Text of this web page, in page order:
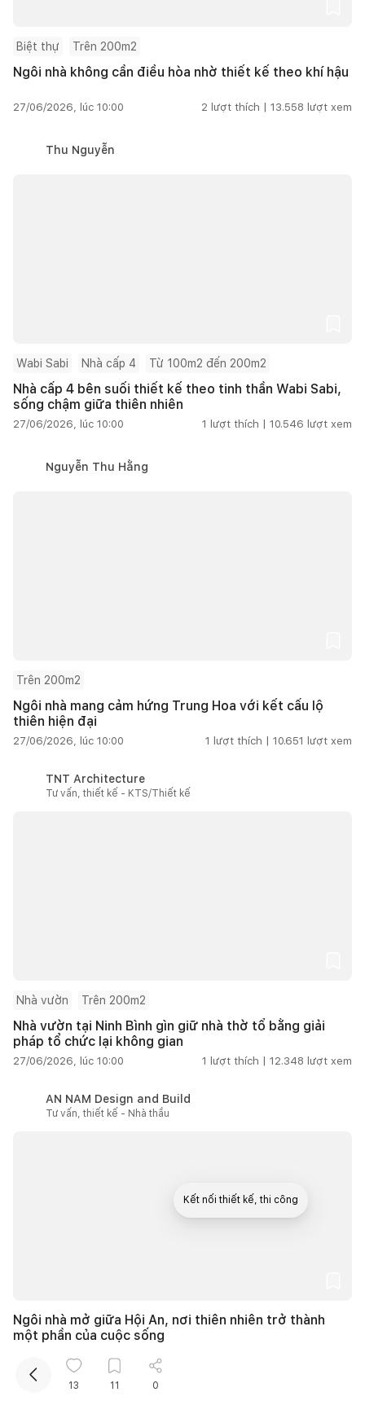
Biệt thự Trên 200m2
Ngôi nhà không cần điều hòa nhờ thiết kế theo khí hậu
27/06/2026, lúc 10:00 2 lượt thích | 13.558 lượt xem
Thu Nguyễn
Wabi Sabi Nhà cấp 4 Từ 100m2 đến 200m2
Nhà cấp 4 bên suối thiết kế theo tinh thần Wabi Sabi,
sống chậm giữa thiên nhiên
27/06/2026, lúc 10:00 1 lượt thích | 10.546 lượt xem
Nguyễn Thu Hằng
Trên 200m2
Ngôi nhà mang cảm hứng Trung Hoa với kết cấu lộ
thiên hiện đại
27/06/2026, lúc 10:00 1 lượt thích | 10.651 lượt xem
TNT Architecture
Tư vấn, thiết kế - KTS/Thiết kế
Nhà vườn Trên 200m2
Nhà vườn tại Ninh Bình gìn giữ nhà thờ tổ bằng giải
pháp tổ chức lại không gian
27/06/2026, lúc 10:00 1 lượt thích | 12.348 lượt xem
AN NAM Design and Build
Tư vấn, thiết kế - Nhà thầu
Ngôi nhà mở giữa Hội An, nơi thiên nhiên trở thành
một phần của cuộc sống
13 11 0
Kết nối thiết kế, thi công